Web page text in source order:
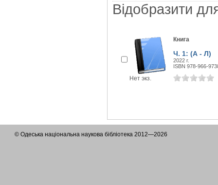
Відобразити
Нет экз.
Книга
Ч. 1: (А - Л)
2022 г.
ISBN 978-966-
© Одеська національна наукова бібліотека 2012—2026